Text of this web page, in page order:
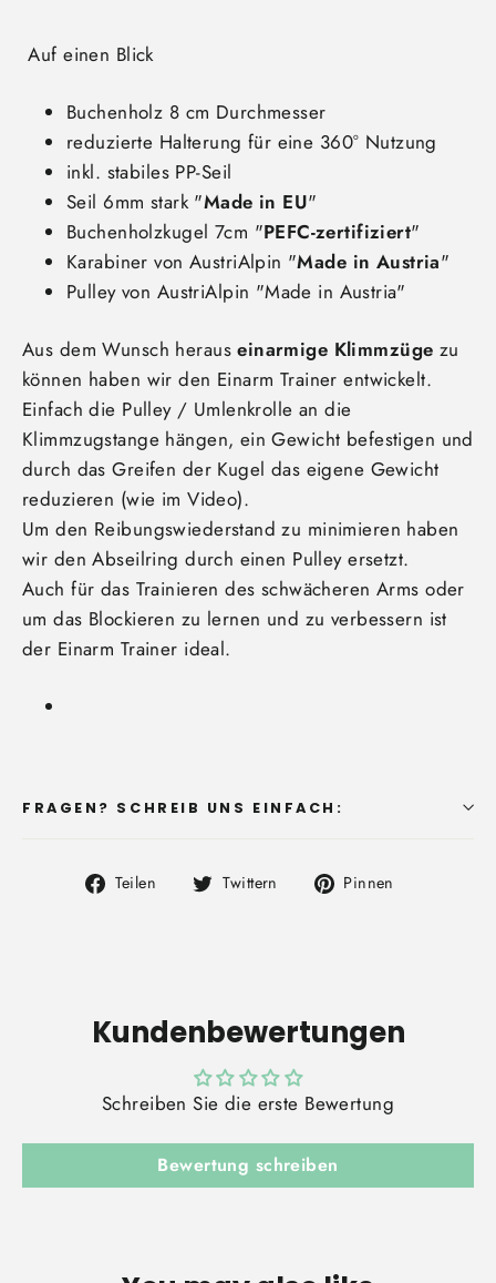
Auf einen Blick
Buchenholz 8 cm Durchmesser
reduzierte Halterung für eine 360° Nutzung
inkl. stabiles PP-Seil
Seil 6mm stark "Made in EU"
Buchenholzkugel 7cm "PEFC-zertifiziert"
Karabiner von AustriAlpin "Made in Austria"
Pulley von AustriAlpin "Made in Austria"
Aus dem Wunsch herauseinarmige Klimmzüge zu
können haben wir den Einarm Trainer entwickelt.
Einfach die Pulley / Umlenkrolle an die
Klimmzugstange hängen, ein Gewicht befestigen und
durch das Greifen der Kugel das eigene Gewicht
reduzieren (wie im Video).
Um den Reibungswiederstand zu minimieren haben
wir den Abseilring durch einen Pulley ersetzt.
Auch für das Trainieren des schwächeren Arms oder
um das Blockieren zu lernen und zu verbessern ist
der Einarm Trainer ideal.
FRAGEN? SCHREIB UNS EINFACH:
Teilen
Auf
Twittern
Auf
Pinnen
Kundenbewertungen
Schreiben Sie die erste Bewertung
Bewertung schreiben